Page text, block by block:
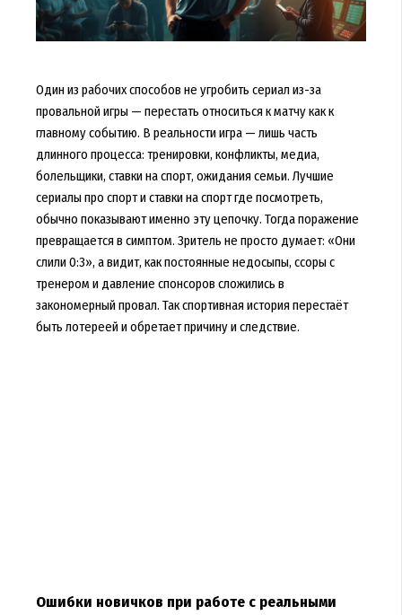
Один из рабочих способов не угробить сериал из-за
провальной игры — перестать относиться к матчу как к
главному событию. В реальности игра — лишь часть
длинного процесса: тренировки, конфликты, медиа,
болельщики, ставки на спорт, ожидания семьи. Лучшие
сериалы про спорт и ставки на спорт где посмотреть,
обычно показывают именно эту цепочку. Тогда поражение
превращается в симптом. Зритель не просто думает: «Они
слили 0:3», а видит, как постоянные недосыпы, ссоры с
тренером и давление спонсоров сложились в
закономерный провал. Так спортивная история перестаёт
быть лотереей и обретает причину и следствие.
Ошибки новичков при работе с реальными